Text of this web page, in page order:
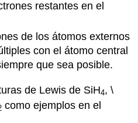
restantes en el
de los átomos externos
con el átomo central
que sea posible.
de Lewis de SiH4, \
como ejemplos en el